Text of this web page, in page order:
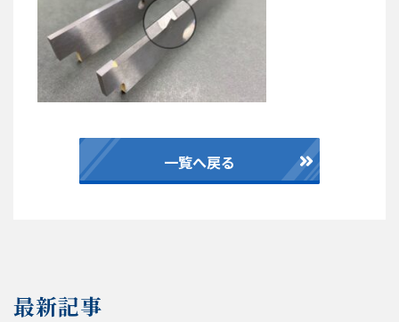
一覧へ戻る
最新記事